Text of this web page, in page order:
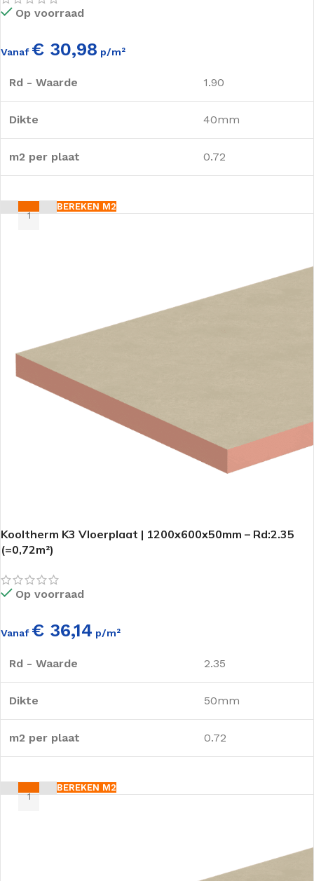
Op voorraad
Vanaf € 30,98 p/m²
Rd - Waarde 1.90
Dikte 40mm
m2 per plaat 0.72
BEREKEN M2
Kooltherm K3 Vloerplaat | 1200x600x50mm – Rd:2.35
(=0,72m²)
Op voorraad
Vanaf € 36,14 p/m²
Rd - Waarde 2.35
Dikte 50mm
m2 per plaat 0.72
BEREKEN M2